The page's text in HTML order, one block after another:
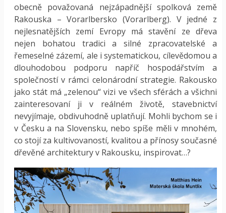
obecně považovaná nejzápadnější spolková země
Rakouska – Vorarlbersko (Vorarlberg). V jedné z
nejlesnatějších zemí Evropy má stavění ze dřeva
nejen bohatou tradici a silné zpracovatelské a
řemeselné zázemí, ale i systematickou, cílevědomou a
dlouhodobou podporu napříč hospodářstvím a
společností v rámci celonárodní strategie. Rakousko
jako stát má „zelenou“ vizi ve všech sférách a všichni
zainteresovaní ji v reálném životě, stavebnictví
nevyjímaje, obdivuhodně uplatňují. Mohli bychom se i
v Česku a na Slovensku, nebo spíše měli v mnohém,
co stojí za kultivovaností, kvalitou a přínosy současné
dřevěné architektury v Rakousku, inspirovat…?